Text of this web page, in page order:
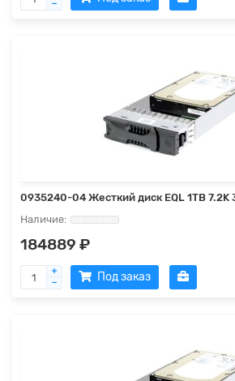
0935240-04 Жесткий диск EQL 1TB 7.2K
184889 ₽
Под заказ